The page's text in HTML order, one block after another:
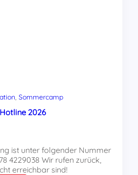
Sommercamp
2026
ist unter folgender Nummer
4229038 Wir rufen zurück,
erreichbar sind!